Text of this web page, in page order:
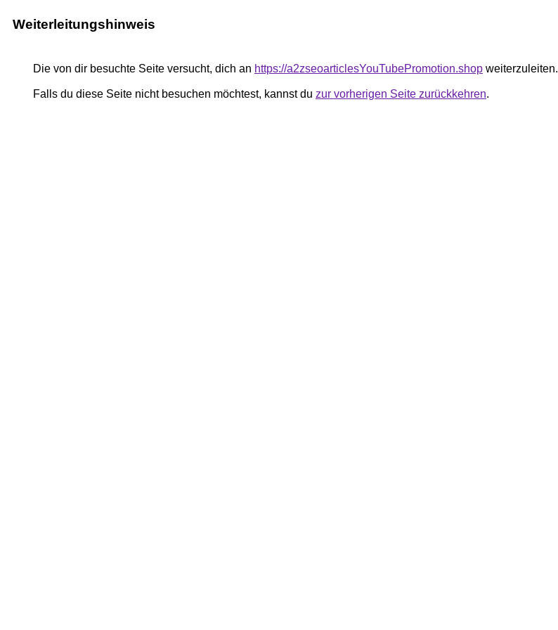
Weiterleitungshinweis
Die von dir besuchte Seite versucht, dich an https://a2zseoarticlesYouTubePromotion.shop weiterzuleiten.
Falls du diese Seite nicht besuchen möchtest, kannst du zur vorherigen Seite zurückkehren.